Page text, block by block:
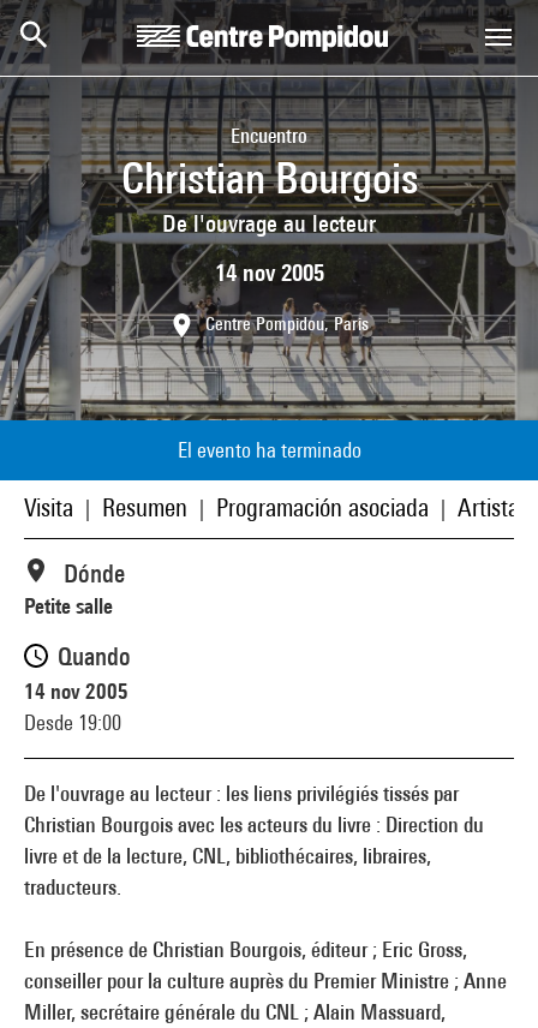
Skip to main content
Centre Pompidou
Encuentro
Christian Bourgois
De l'ouvrage au lecteur
14 nov 2005
Centre Pompidou, Paris
El evento ha terminado
Visita Resumen Programación asociada
De l'ouvrage au lecteur : les liens privilégiés tissés par
Christian Bourgois avec les acteurs du livre : Direction du
livre et de la lecture, CNL, bibliothécaires, libraires,
traducteurs.
En présence de Christian Bourgois, éditeur ; Eric Gross,
conseiller pour la culture auprès du Premier Ministre ; Anne
Miller, secrétaire générale du CNL ; Alain Massuard,
Dónde
Petite salle
Quando
14 nov 2005
Desde 19:00